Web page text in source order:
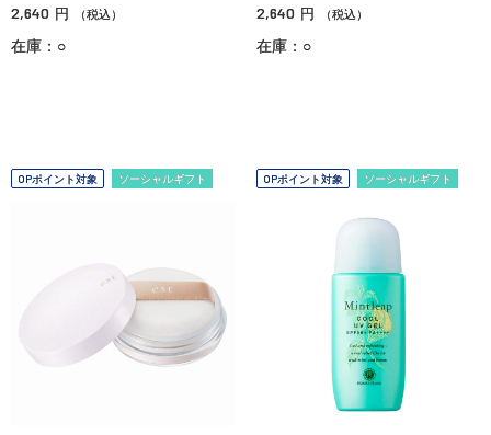
2,640 円 （税込）
在庫：○
2,640 円 （税込）
在庫：○
OPポイント対象 ソーシャルギフト OPポイント対象 ソーシャルギフト